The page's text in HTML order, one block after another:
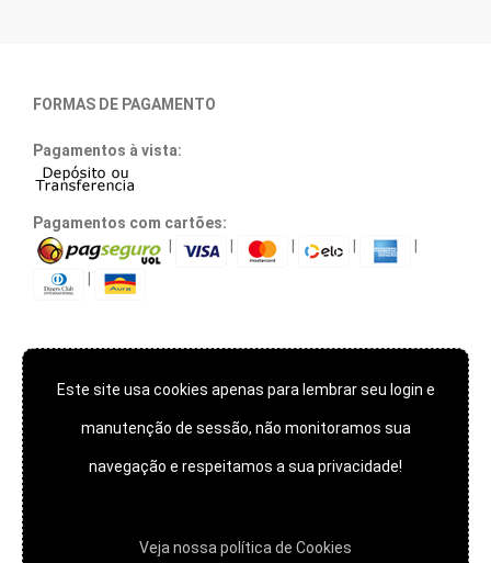
FORMAS DE PAGAMENTO
Pagamentos à vista:
Pagamentos com cartões:
TECNOLOGIA E SEGURANÇA
respeitamos a sua privacidade!
Este site usa cookies apenas para lembrar seu login e
manutenção de sessão, não monitoramos sua
navegação e respeitamos a sua privacidade!
Veja nossa polí­tica de Cookies